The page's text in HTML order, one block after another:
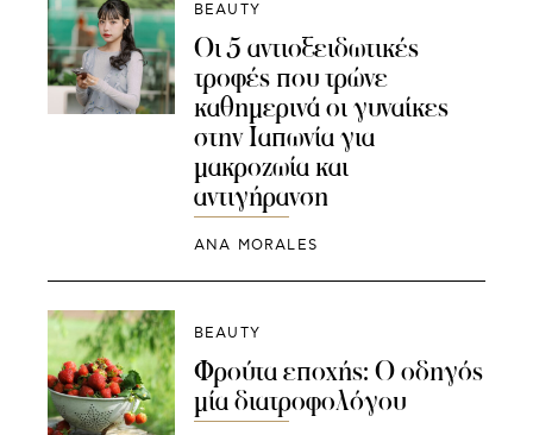
BEAUTY
Οι 5 αντιοξειδωτικές
τροφές που τρώνε
καθημερινά οι γυναίκες
στην Ιαπωνία για
μακροζωία και
αντιγήρανση
ANA MORALES
BEAUTY
Φρούτα εποχής: Ο οδηγός
μία διατροφολόγου